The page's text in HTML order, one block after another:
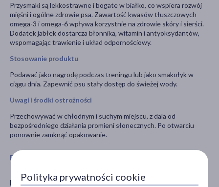
Pokaż wszystkie produkty BRIT CARE
Producent
Przysmaki są lekkostrawne i bogate w białko, co wspiera rozwój
mięśni i ogólne zdrowie psa. Zawartość kwasów tłuszczowych
omega-3 i omega-6 wpływa korzystnie na zdrowie skóry i sierści.
Dodatek jabłek dostarcza błonnika, witamin i antyoksydantów,
wspomagając trawienie i układ odpornościowy.
Stosowanie produktu
Podawać jako nagrodę podczas treningu lub jako smakołyk w
ciągu dnia. Zapewnić psu stały dostęp do świeżej wody.
Uwagi i środki ostrożności
Przechowywać w chłodnym i suchym miejscu, z dala od
bezpośredniego działania promieni słonecznych. Po otwarciu
ponownie zamknąć opakowanie.
Polityka prywatności cookie